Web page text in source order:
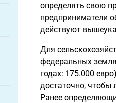
определять свою
предприниматели
действуют
Для
федеральных
годах: 175.000
достаточно, чтобы
Ранее